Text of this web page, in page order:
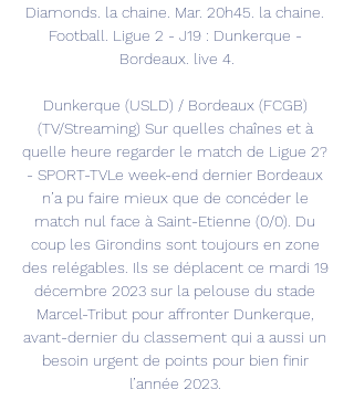
Diamonds. la chaine. Mar. 20h45. la chaine.
Football. Ligue 2 - J19 : Dunkerque -
Bordeaux. live 4.
Dunkerque (USLD) / Bordeaux (FCGB)
(TV/Streaming) Sur quelles chaînes et à
quelle heure regarder le match de Ligue 2?
- SPORT-TVLe week-end dernier Bordeaux
n’a pu faire mieux que de concéder le
match nul face à Saint-Etienne (0/0). Du
coup les Girondins sont toujours en zone
des relégables. Ils se déplacent ce mardi 19
décembre 2023 sur la pelouse du stade
Marcel-Tribut pour affronter Dunkerque,
avant-dernier du classement qui a aussi un
besoin urgent de points pour bien finir
l’année 2023.